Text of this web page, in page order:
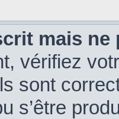
mais ne
vérifiez
sont
s’être